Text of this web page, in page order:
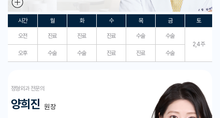
시간 월 화 수 목 금 토
오전 진료 진료 진료 수술
수술
2,4주
오후
수술 수술 진료 진료 수술
정형외과 전문의
양희진 원장